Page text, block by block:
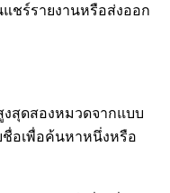
ชร์รายงานหรือส่งออก
สุดสองหมวดจากแบบ
ชื่อเพื่อค้นหาหนึ่งหรือ